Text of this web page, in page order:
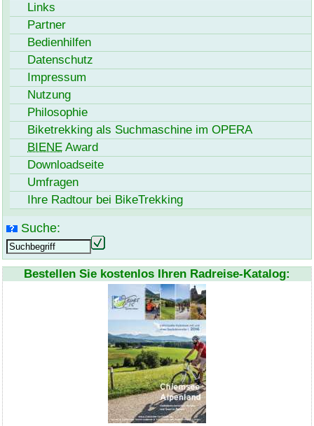
Links
Partner
Bedienhilfen
Datenschutz
Impressum
Nutzung
Philosophie
Biketrekking als Suchmaschine im OPERA
BIENE Award
Downloadseite
Umfragen
Ihre Radtour bei BikeTrekking
Suche:
Bestellen Sie kostenlos Ihren Radreise-Katalog: